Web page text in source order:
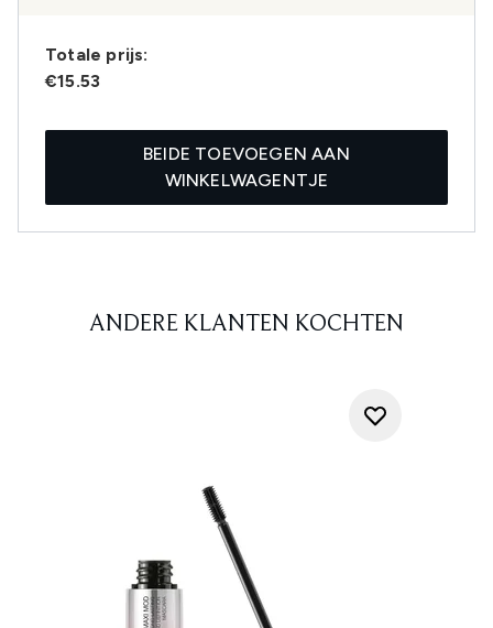
Totale prijs:
€15.53
BEIDE TOEVOEGEN AAN
WINKELWAGENTJE
ANDERE KLANTEN KOCHTEN